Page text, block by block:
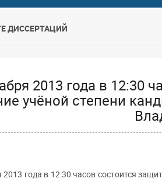
ДИССЕРТАЦИЙ
2013 года в 12:30
учёной степени
2013 года в 12:30 часов состоится